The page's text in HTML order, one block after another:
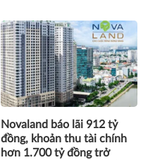
Novaland báo lãi 912 tỷ
đồng, khoản thu tài chính
hơn 1.700 tỷ đồng trở